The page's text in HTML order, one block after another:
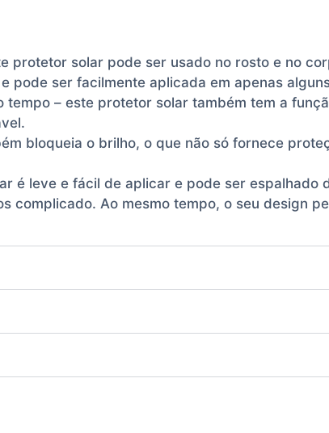
protetor solar pode ser usado no rosto e no
pode ser facilmente aplicada em apenas
tempo – este protetor solar também tem a
bloqueia o brilho, o que não só fornece
é leve e fácil de aplicar e pode ser
complicado. Ao mesmo tempo, o seu design